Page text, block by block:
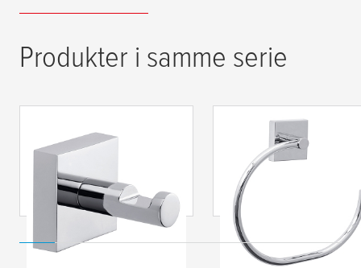
Produkter i samme serie
tesa® Ekkro
håndklædekrog
inklusive lim
® Ekkro
håndklædering
inklusive lim